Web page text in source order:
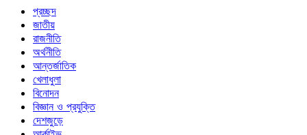
প্রচ্ছদ
জাতীয়
রাজনীতি
অর্থনীতি
আন্তর্জাতিক
খেলাধুলা
বিনোদন
বিজ্ঞান ও প্রযুক্তি
দেশজুড়ে